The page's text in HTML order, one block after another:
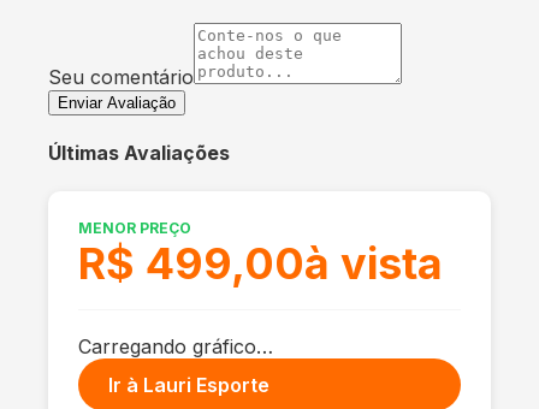
Seu comentário
Enviar Avaliação
Últimas Avaliações
MENOR PREÇO
R$ 499,00à vista
Carregando gráfico…
Ir à Lauri Esporte